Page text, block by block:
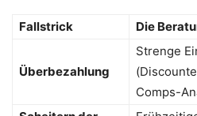
Fallstrick Die
Überbezahlung
Strenge
Comps-